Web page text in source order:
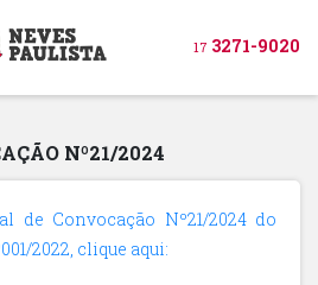
17 3271-9020
Nº21/2024
de Convocação Nº21/2024 do
2022, clique aqui: